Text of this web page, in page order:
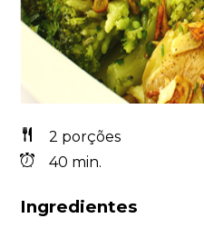
2 porções
40 min.
Ingredientes